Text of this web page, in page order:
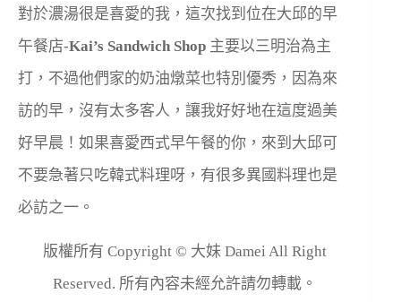
對於濃湯很是喜愛的我，這次找到位在大邱的早
午餐店-Kai’s Sandwich Shop 主要以三明治為主
打，不過他們家的奶油燉菜也特別優秀，因為來
訪的早，沒有太多客人，讓我好好地在這度過美
好早晨！如果喜愛西式早午餐的你，來到大邱可
不要急著只吃韓式料理呀，有很多異國料理也是
必訪之一。
版權所有 Copyright © 大妹 Damei All Right
Reserved. 所有內容未經允許請勿轉載。